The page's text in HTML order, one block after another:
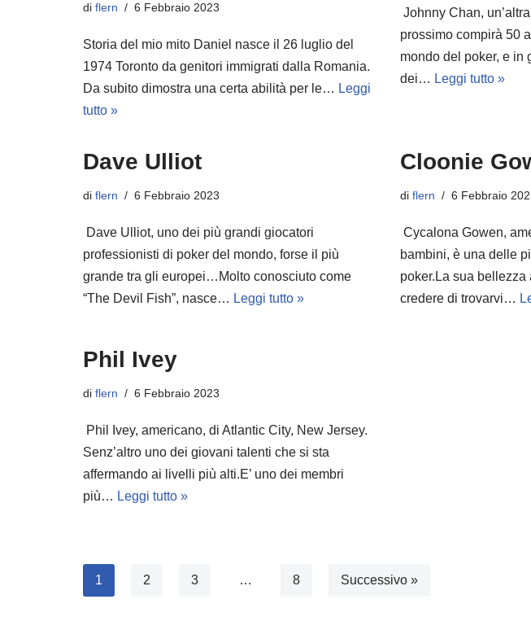
di flern 6 Febbraio 2023
Storia del mio mito Daniel nasce il 26 luglio del
1974 Toronto da genitori immigrati dalla Romania.
Da subito dimostra una certa abilità per le… Leggi
tutto »
Johnny Chan,
prossimo compirà 50
mondo del poker, e in
dei… Leggi tutto »
Dave Ulliot
di flern 6 Febbraio 2023
Dave Ulliot, uno dei più grandi giocatori
professionisti di poker del mondo, forse il più
grande tra gli europei…Molto conosciuto come
“The Devil Fish”, nasce… Leggi tutto »
Cloonie
di flern 6 Febbraio
Cycalona Gowen,
bambini, è una delle
poker.La sua
credere di trovarvi…
Phil Ivey
di flern 6 Febbraio 2023
Phil Ivey, americano, di Atlantic City, New Jersey.
Senz’altro uno dei giovani talenti che si sta
affermando ai livelli più alti.E’ uno dei membri
più… Leggi tutto »
1 2 3 … 8 Successivo »